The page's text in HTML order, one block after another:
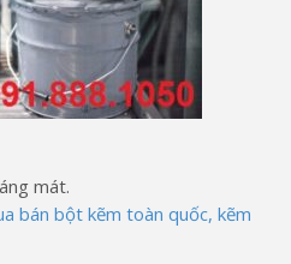
mát.
bán bột kẽm toàn quốc, kẽm